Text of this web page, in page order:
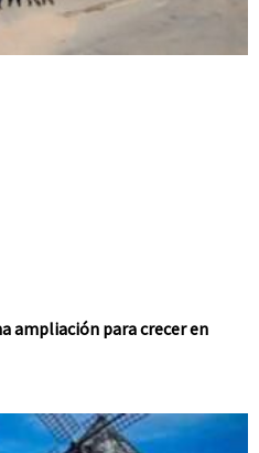
ampliación para crecer en